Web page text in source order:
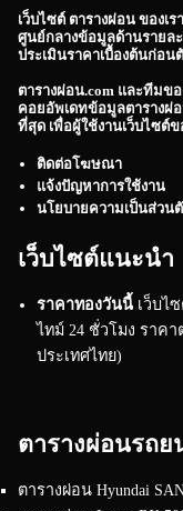
เว็บไซต์ ตารางผ่อน ของเ
ศูนย์กลางข้อมูลด้านรายละ
ประเมินราคาเบื้องต้นก่อน
ตารางผ่อน.com และทีมขอ
คอยอัพเดทข้อมูลตารางผ่
ที่สุด เพื่อผู้ใช้งานเว็บไซต์ข
ติดต่อโฆษณา
แจ้งปัญหาการใช้งาน
นโยบายความเป็นส่วน
เว็บไซต์แนะนำ
ราคาทองวันนี้ เว็บไ
ไทม์ 24 ชั่วโมง ราค
ประเทศไทย)
ตารางผ่อนรถย
ตารางผ่อน Hyundai